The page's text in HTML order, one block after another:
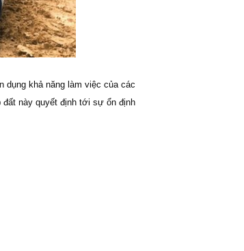
dụng khả năng làm việc của các
này quyết định tới sự ổn định